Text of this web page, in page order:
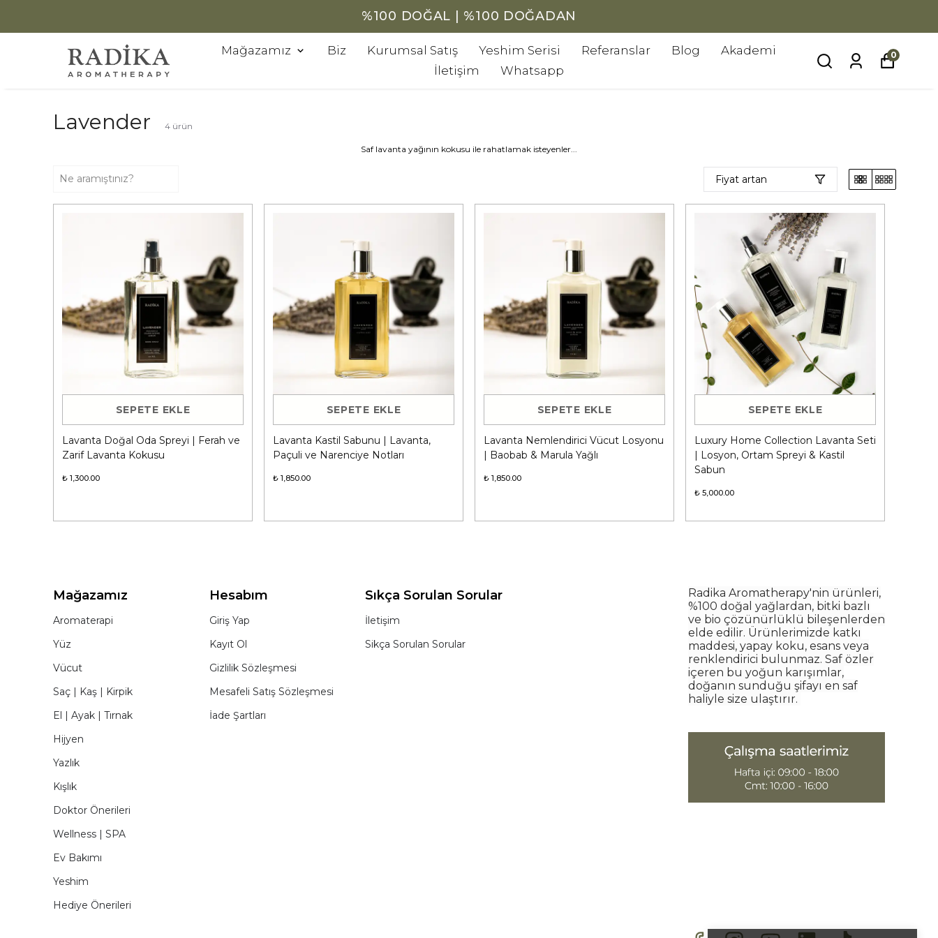
%100 DOĞAL | %100 DOĞADAN
Mağazamız Biz Kurumsal Satış Yeshim Serisi Referanslar Blog
Akademi
İletişim
Whatsapp
0
Lavender 4 ürün
Saf lavanta yağının kokusu ile rahatlamak isteyenler...
Fiyat artan
SEPETE EKLE
Lavanta Doğal Oda Spreyi | Ferah ve
Zarif Lavanta Kokusu
₺ 1,300.00
SEPETE EKLE
Lavanta Kastil Sabunu | Lavanta,
Paçuli ve Narenciye Notları
₺ 1,850.00
SEPETE EKLE
Lavanta Nemlendirici Vücut Losyonu
| Baobab & Marula Yağlı
₺ 1,850.00
SEPETE EKLE
Luxury Home Collection Lavanta Seti
| Losyon, Ortam Spreyi & Kastil
Sabun
₺ 5,000.00
Mağazamız
Aromaterapi
Yüz
Vücut
Saç | Kaş | Kirpik
El | Ayak | Tırnak
Hijyen
Yazlık
Kışlık
Doktor Önerileri
Wellness | SPA
Ev Bakımı
Yeshim
Hediye Önerileri
Hesabım
Giriş Yap
Kayıt Ol
Gizlilik Sözleşmesi
Mesafeli Satış Sözleşmesi
İade Şartları
Sıkça Sorulan Sorular
İletişim
Sikça Sorulan Sorular
Radika Aromatherapy'nin ürünleri,
%100 doğal yağlardan, bitki bazlı
ve bio çözünürlüklü bileşenlerden
elde edilir. Ürünlerimizde katkı
maddesi, yapay koku, esans veya
renklendirici bulunmaz. Saf özler
içeren bu yoğun karışımlar,
doğanın sunduğu şifayı en saf
haliyle size ulaştırır.